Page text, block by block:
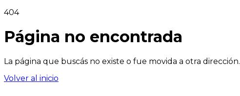
404
Página no encontrada
La página que buscás no existe o fue movida a otra dirección.
Volver al inicio